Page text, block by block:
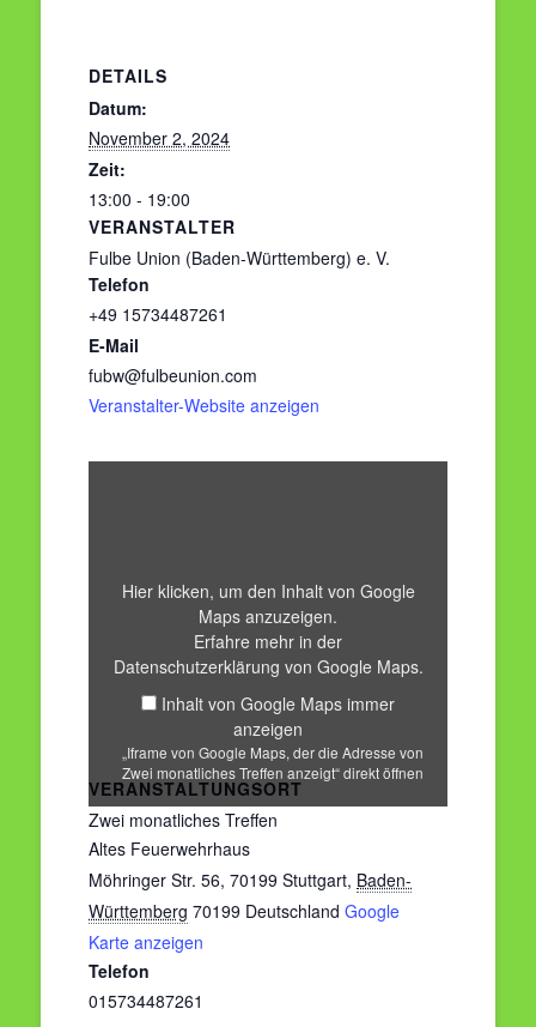
DETAILS
Datum:
November 2, 2024
Zeit:
13:00 - 19:00
VERANSTALTER
Fulbe Union (Baden-Württemberg) e. V.
Telefon
+49 15734487261
E-Mail
fubw@fulbeunion.com
Veranstalter-Website anzeigen
VERANSTALTUNGSORT
Zwei monatliches Treffen
Altes Feuerwehrhaus
Möhringer Str. 56, 70199 Stuttgart, Baden-
Württemberg 70199 Deutschland Google
Karte anzeigen
Telefon
015734487261
Hier klicken, um den Inhalt von Google
Maps anzuzeigen.
Erfahre mehr in der
Datenschutzerklärung von Google Maps.
Inhalt von Google Maps immer
anzeigen
„Iframe von Google Maps, der die Adresse von
Zwei monatliches Treffen anzeigt“ direkt öffnen